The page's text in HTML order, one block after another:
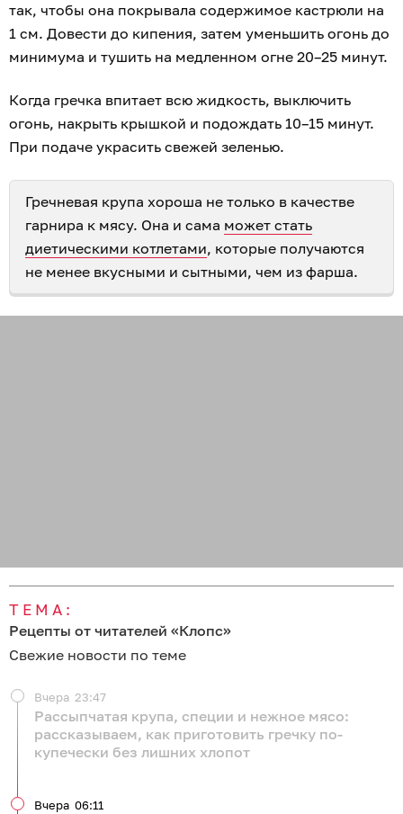
так, чтобы она покрывала содержимое кастрюли на
1 см. Довести до кипения, затем уменьшить огонь до
минимума и тушить на медленном огне 20–25 минут.
Когда гречка впитает всю жидкость, выключить
огонь, накрыть крышкой и подождать 10–15 минут.
При подаче украсить свежей зеленью.
Гречневая крупа хороша не только в качестве
гарнира к мясу. Она и сама может стать
диетическими котлетами, которые получаются
не менее вкусными и сытными, чем из фарша.
ТЕМА:
Рецепты от читателей «Клопс»
Свежие новости по теме
Рассыпчатая крупа, специи и нежное мясо:
рассказываем, как приготовить гречку по-
купечески без лишних хлопот
Вчера 23:47
Вчера 06:11